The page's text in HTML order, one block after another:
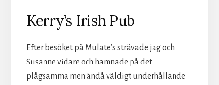
Kerry’s Irish Pub
Efter besöket på Mulate’s strävade jag och
Susanne vidare och hamnade på det
plågsamma men ändå väldigt underhållande